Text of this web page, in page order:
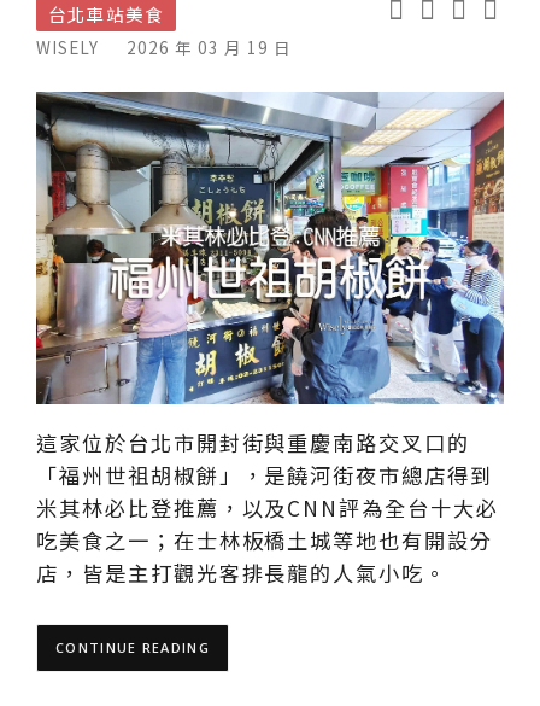
台北車站美食
WISELY 2026 年 03 月 19 日
這家位於台北市開封街與重慶南路交叉口的
「福州世祖胡椒餅」，是饒河街夜市總店得到
米其林必比登推薦，以及CNN評為全台十大必
吃美食之一；在士林板橋土城等地也有開設分
店，皆是主打觀光客排長龍的人氣小吃。
CONTINUE READING